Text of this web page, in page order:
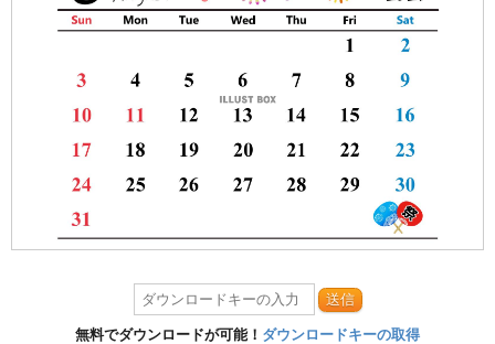
送信
無料でダウンロードが可能！ ダウンロードキーの取得